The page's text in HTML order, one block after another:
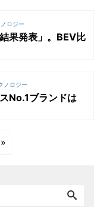
ロジー
果発表」。BEV比
ノロジー
No.1ブランドは